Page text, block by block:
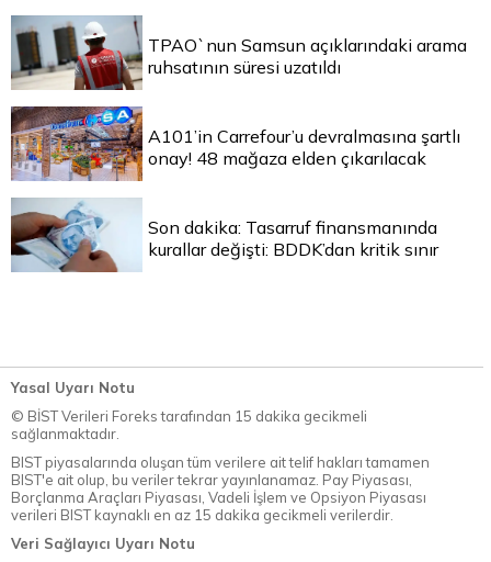
TPAO`nun Samsun açıklarındaki arama
ruhsatının süresi uzatıldı
A101’in Carrefour’u devralmasına şartlı
onay! 48 mağaza elden çıkarılacak
Son dakika: Tasarruf finansmanında
kurallar değişti: BDDK’dan kritik sınır
Yasal Uyarı Notu
© BİST Verileri Foreks tarafından 15 dakika gecikmeli
sağlanmaktadır.
BIST piyasalarında oluşan tüm verilere ait telif hakları tamamen
BIST'e ait olup, bu veriler tekrar yayınlanamaz. Pay Piyasası,
Borçlanma Araçları Piyasası, Vadeli İşlem ve Opsiyon Piyasası
verileri BIST kaynaklı en az 15 dakika gecikmeli verilerdir.
Veri Sağlayıcı Uyarı Notu